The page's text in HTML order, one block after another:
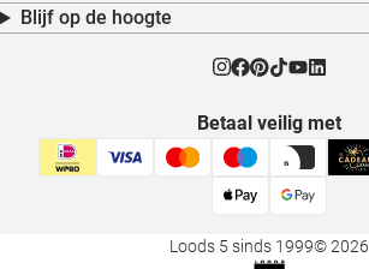
Blijf op de hoogte
Betaal veilig met
Loods 5 sinds 1999© 2026